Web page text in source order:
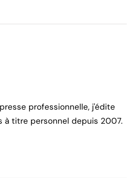
professionnelle, j'édite
à titre personnel depuis 2007.